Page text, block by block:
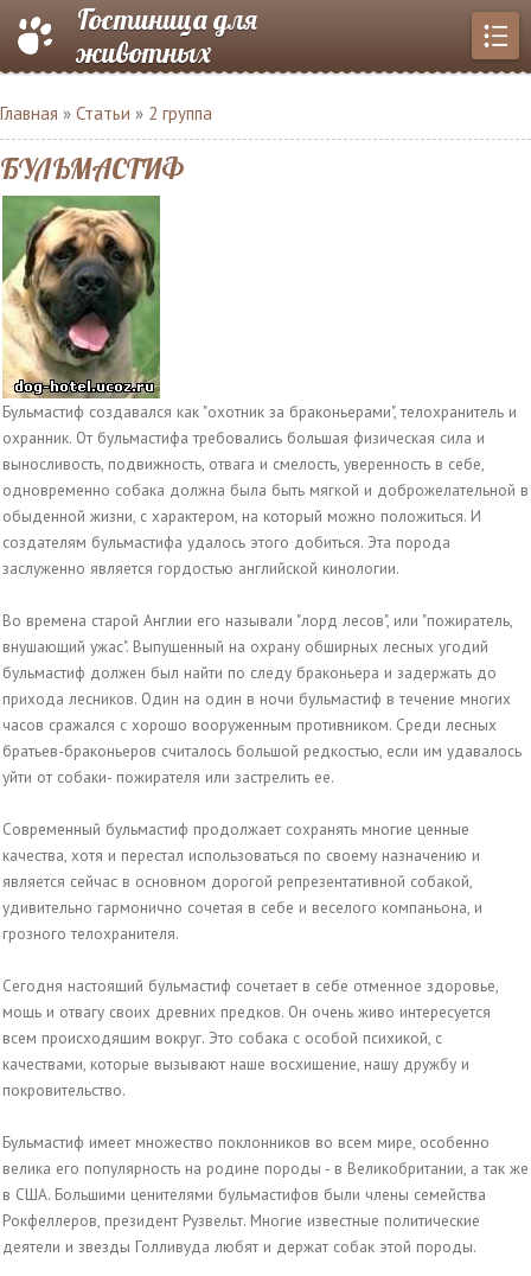
Гостиница для
животных
Главная » Статьи » 2 группа
БУЛЬМАСТИФ
Бульмастиф создавался как "охотник за браконьерами", телохранитель и
охранник. От бульмастифа требовались большая физическая сила и
выносливость, подвижность, отвага и смелость, уверенность в себе,
одновременно собака должна была быть мягкой и доброжелательной в
обыденной жизни, с характером, на который можно положиться. И
создателям бульмастифа удалось этого добиться. Эта порода
заслуженно является гордостью английской кинологии.
Во времена старой Англии его называли "лорд лесов", или "пожиратель,
внушающий ужас". Выпущенный на охрану обширных лесных угодий
бульмастиф должен был найти по следу браконьера и задержать до
прихода лесников. Один на один в ночи бульмастиф в течение многих
часов сражался с хорошо вооруженным противником. Среди лесных
братьев-браконьеров считалось большой редкостью, если им удавалось
уйти от собаки- пожирателя или застрелить ее.
Современный бульмастиф продолжает сохранять многие ценные
качества, хотя и перестал использоваться по своему назначению и
является сейчас в основном дорогой репрезентативной собакой,
удивительно гармонично сочетая в себе и веселого компаньона, и
грозного телохранителя.
Сегодня настоящий бульмастиф сочетает в себе отменное здоровье,
мощь и отвагу своих древних предков. Он очень живо интересуется
всем происходящим вокруг. Это собака с особой психикой, с
качествами, которые вызывают наше восхищение, нашу дружбу и
покровительство.
Бульмастиф имеет множество поклонников во всем мире, особенно
велика его популярность на родине породы - в Великобритании, а так же
в США. Большими ценителями бульмастифов были члены семейства
Рокфеллеров, президент Рузвельт. Многие известные политические
деятели и звезды Голливуда любят и держат собак этой породы.